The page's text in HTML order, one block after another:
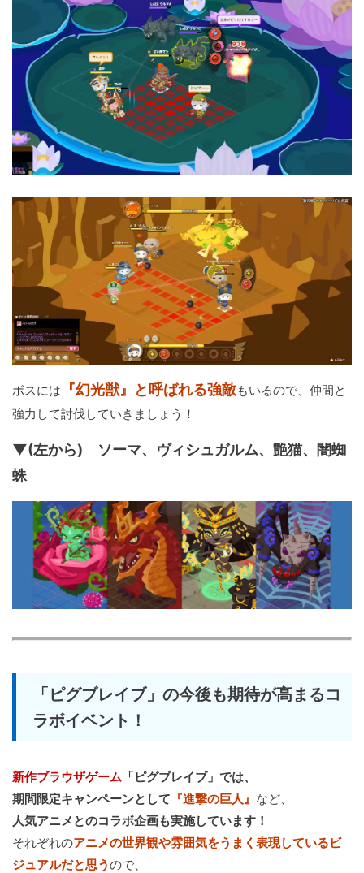
ボスには 『幻光獣』と呼ばれる強敵もいるので、仲間と
強力して討伐していきましょう！
▼(左から) ソーマ、ヴィシュガルム、艶猫、闇蜘
蛛
「ピグブレイブ」の今後も期待が高まるコ
ラボイベント！
新作ブラウザゲーム 「ピグブレイブ」では、
期間限定キャンペーンとして 『進撃の巨人』 など、
人気アニメとのコラボ企画も実施しています！
それぞれのアニメの世界観や雰囲気をうまく表現しているビ
ジュアルだと思うので、